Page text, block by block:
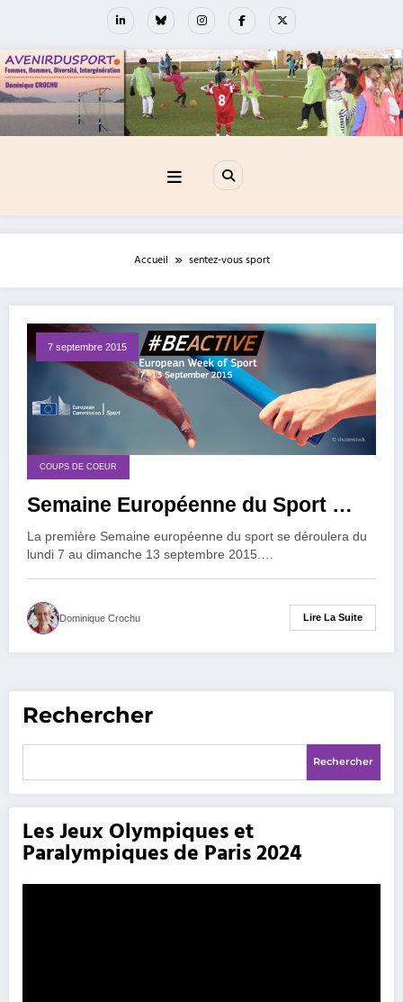
Accueil sentez-vous sport
7 septembre 2015
COUPS DE COEUR
Semaine Européenne du Sport …
La première Semaine européenne du sport se déroulera du
lundi 7 au dimanche 13 septembre 2015.…
Dominique Crochu Lire La Suite
Rechercher
Rechercher
Les Jeux Olympiques et
Paralympiques de Paris 2024